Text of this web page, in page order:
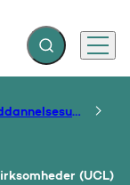
Fold søgefelt ud
Menu
Styring af uddannelsesudbud
(UCL)